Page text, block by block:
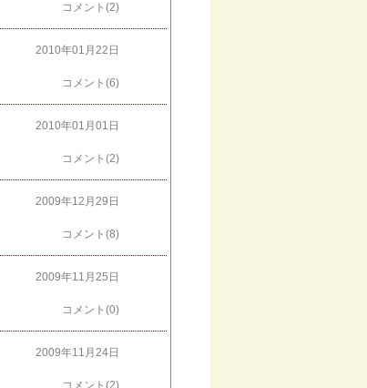
コメント(2)
2010年01月22日
コメント(6)
2010年01月01日
コメント(2)
2009年12月29日
コメント(8)
2009年11月25日
コメント(0)
2009年11月24日
コメント(2)